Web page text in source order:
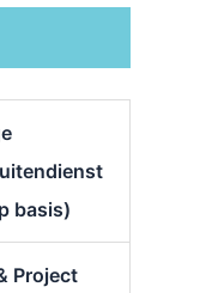
basis)
Project